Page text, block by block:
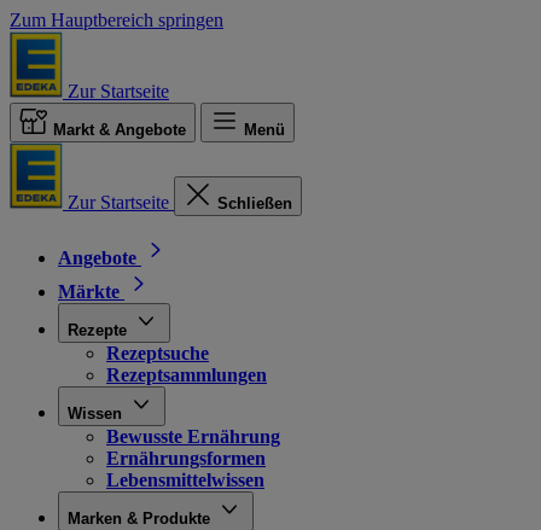
Zum Hauptbereich springen
Zur Startseite
Markt & Angebote Menü
Zur Startseite Schließen
Angebote
Märkte
Rezepte
Rezeptsuche
Rezeptsammlungen
Wissen
Bewusste Ernährung
Ernährungsformen
Lebensmittelwissen
Marken & Produkte